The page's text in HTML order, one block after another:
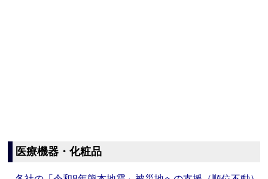
医療機器・化粧品